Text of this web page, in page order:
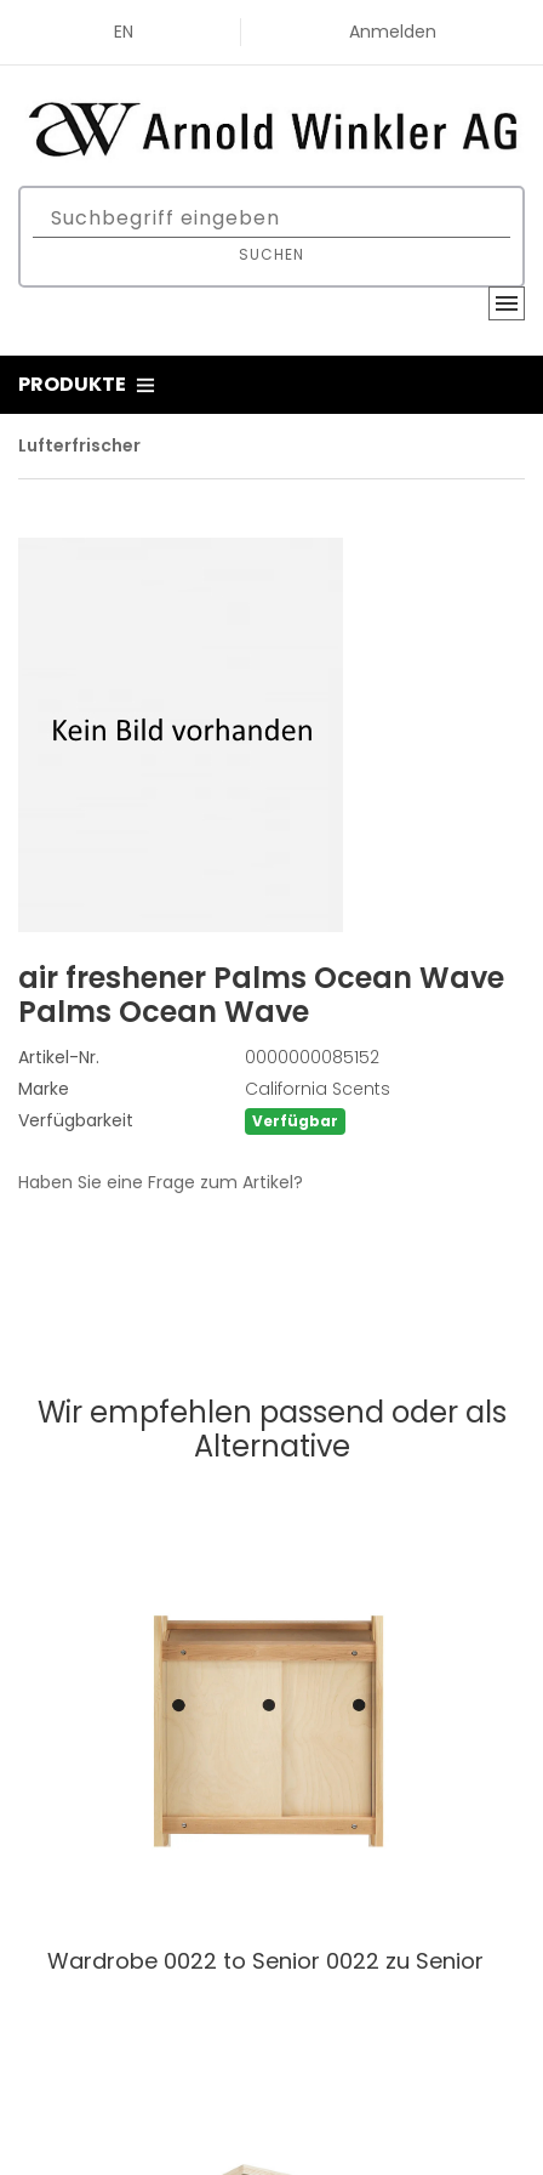
EN Anmelden
SUCHEN
PRODUKTE
Lufterfrischer
air freshener Palms Ocean Wave
Palms Ocean Wave
Artikel-Nr.
0000000085152
Marke
California Scents
Verfügbarkeit
Verfügbar
Haben Sie eine Frage zum Artikel?
Wir empfehlen passend oder als
Alternative
Wardrobe 0022 to Senior 0022 zu Senior